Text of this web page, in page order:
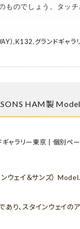
ものでしょう。タッ
）,K132,グランドギャラ
HAM製
ギャラリー東京 個別ペ
ウェイ＆サンズ）
り、スタインウェイの